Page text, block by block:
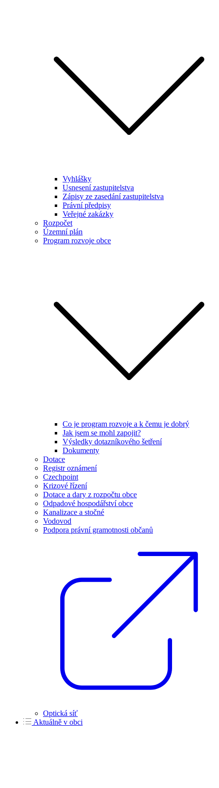
Vyhlášky
Usnesení zastupitelstva
Zápisy ze zasedání zastupitelstva
Právní předpisy
Veřejné zakázky
Rozpočet
Územní plán
Program rozvoje obce
Co je program rozvoje a k čemu je dobrý
Jak jsem se mohl zapojit?
Výsledky dotazníkového šetření
Dokumenty
Dotace
Registr oznámení
Czechpoint
Krizové řízení
Dotace a dary z rozpočtu obce
Odpadové hospodářství obce
Kanalizace a stočné
Vodovod
Podpora právní gramotnosti občanů
Optická síť
Aktuálně v obci